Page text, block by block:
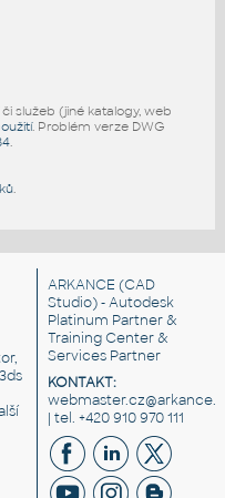
služeb (jiné katalogy, web
. Problém verze DWG
.
.
ARKANCE (CAD
Studio) - Autodesk
Platinum Partner &
Training Center &
Services Partner
KONTAKT:
| tel. +420 910 970 111